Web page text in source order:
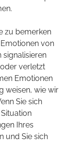
zu bemerken
von
signalisieren
verletzt
Emotionen
weisen, wie wir
Sie sich
Ihres
und Sie sich